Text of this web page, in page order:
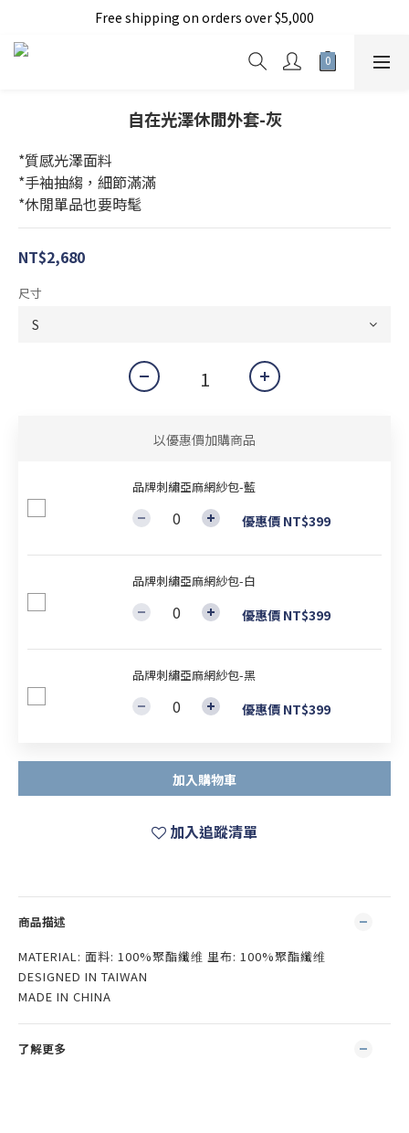
加入新會員現折150元
Free shipping on orders over $5,000
加入新會員現折150元
自在光澤休閒外套-灰
*質感光澤面料
*手袖抽縐，細節滿滿
*休閒單品也要時髦
NT$2,680
尺寸
以優惠價加購商品
品牌刺繡亞麻網紗包-藍
優惠價 NT$399
品牌刺繡亞麻網紗包-白
優惠價 NT$399
品牌刺繡亞麻網紗包-黑
優惠價 NT$399
加入購物車
加入追蹤清單
商品描述
MATERIAL: 面料: 100%聚酯纖维 里布: 100%聚酯纖维
DESIGNED IN TAIWAN
MADE IN CHINA
了解更多